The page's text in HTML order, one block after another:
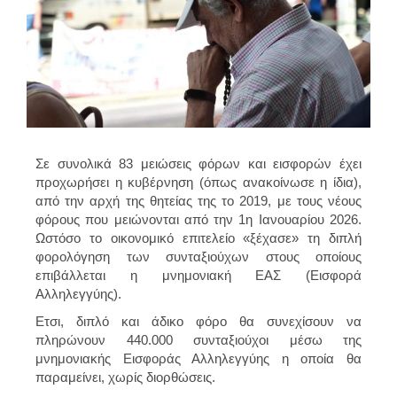
Σε συνολικά 83 μειώσεις φόρων και εισφορών έχει
προχωρήσει η κυβέρνηση (όπως ανακοίνωσε η ίδια),
από την αρχή της θητείας της το 2019, με τους νέους
φόρους που μειώνονται από την 1η Ιανουαρίου 2026.
Ωστόσο το οικονομικό επιτελείο «ξέχασε» τη διπλή
φορολόγηση των συνταξιούχων στους οποίους
επιβάλλεται η μνημονιακή ΕΑΣ (Εισφορά
Αλληλεγγύης).
Ετσι, διπλό και άδικο φόρο θα συνεχίσουν να
πληρώνουν 440.000 συνταξιούχοι μέσω της
μνημονιακής Εισφοράς Αλληλεγγύης η οποία θα
παραμείνει, χωρίς διορθώσεις.